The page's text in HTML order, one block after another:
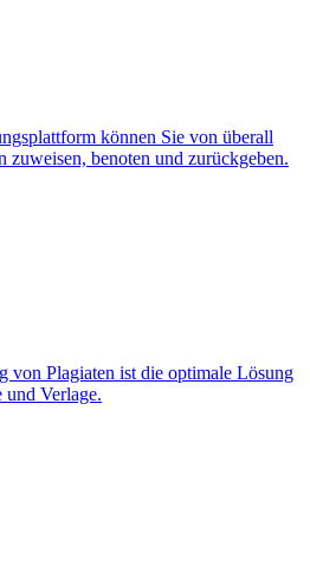
können Sie von überall
zuweisen, benoten und zurückgeben.
von Plagiaten ist die optimale Lösung
und Verlage.